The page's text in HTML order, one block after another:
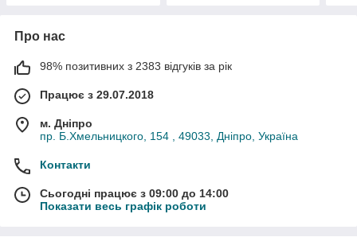
Про нас
98% позитивних з 2383 відгуків за рік
Працює з 29.07.2018
м. Дніпро
пр. Б.Хмельницкого, 154 , 49033, Дніпро, Україна
Контакти
Сьогодні працює з 09:00 до 14:00
Показати весь графік роботи